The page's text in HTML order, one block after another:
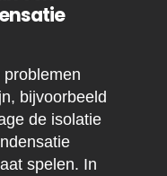
bijvoorbeeld
de isolatie
spelen. In